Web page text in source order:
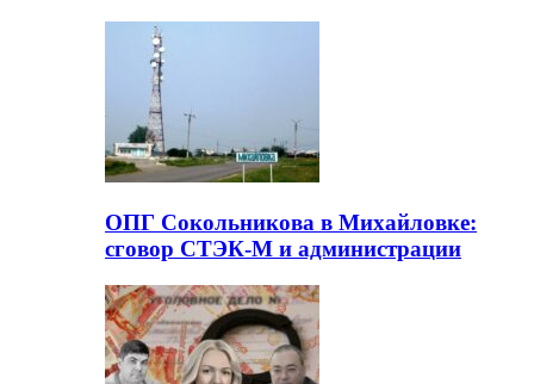
ОПГ Сокольникова в Михайловке:
сговор СТЭК-М и администрации